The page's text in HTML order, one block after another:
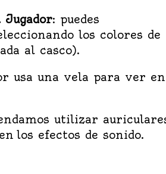
Jugador: puedes
los colores de
al casco).
usa una vela para ver en
utilizar
los efectos de sonido.